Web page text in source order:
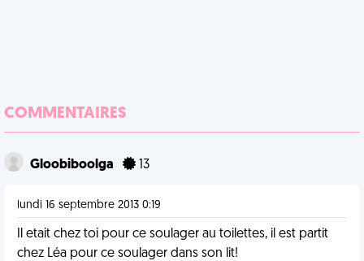
COMMENTAIRES
Gloobiboolga 13
lundi 16 septembre 2013 0:19
Il etait chez toi pour ce soulager au toilettes, il est partit
chez Léa pour ce soulager dans son lit!